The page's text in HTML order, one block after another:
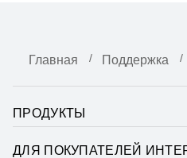
Главная Поддержка
ПРОДУКТЫ
ДЛЯ ПОКУПАТЕЛЕЙ